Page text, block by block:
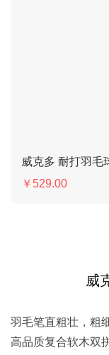
威克多 耐打羽毛
￥529.00
威
羽毛笔直粗壮，粗
高品质复合软木双